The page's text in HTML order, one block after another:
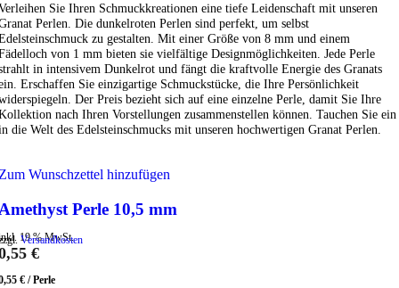
Sie Ihren Schmuckkreationen eine tiefe Leidenschaft mit unseren
Perlen. Die dunkelroten Perlen sind perfekt, um selbst
zu gestalten. Mit einer Größe von 8 mm und einem
von 1 mm bieten sie vielfältige Designmöglichkeiten. Jede Perle
in intensivem Dunkelrot und fängt die kraftvolle Energie des Granats
Erschaffen Sie einzigartige Schmuckstücke, die Ihre Persönlichkeit
Der Preis bezieht sich auf eine einzelne Perle, damit Sie Ihre
nach Ihren Vorstellungen zusammenstellen können. Tauchen Sie ein
die Welt des Edelsteinschmucks mit unseren hochwertigen Granat Perlen.
Wunschzettel hinzufügen
Perle 10,5 mm
19 % MwSt.
Versandkosten
€
€ /Perle